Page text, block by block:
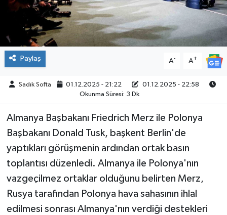
Paylaş A- A+
Sadık Softa 01.12.2025 - 21:22
01.12.2025 - 22:58
Okunma Süresi: 3 Dk
Almanya Başbakanı Friedrich Merz ile Polonya
Başbakanı Donald Tusk, başkent Berlin'de
yaptıkları görüşmenin ardından ortak basın
toplantısı düzenledi. Almanya ile Polonya'nın
vazgeçilmez ortaklar olduğunu belirten Merz,
Rusya tarafından Polonya hava sahasının ihlal
edilmesi sonrası Almanya'nın verdiği destekleri
TURİZM
MAGAZİN
VEFAT
BİLİM&TEKNOLOJİ
TÜRKİYE
DÜNYA